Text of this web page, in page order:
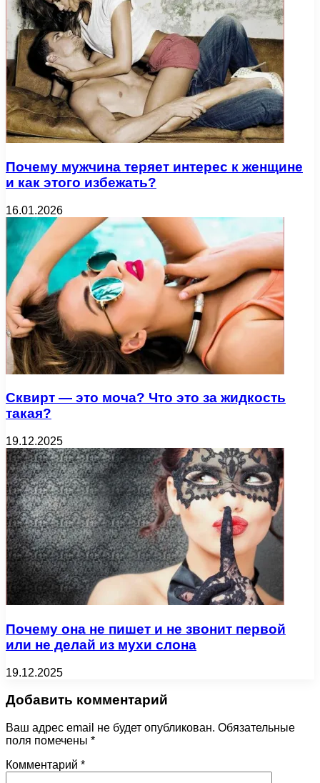
Почему мужчина теряет интерес к женщине
и как этого избежать?
16.01.2026
Сквирт — это моча? Что это за жидкость
такая?
19.12.2025
Почему она не пишет и не звонит первой
или не делай из мухи слона
19.12.2025
Добавить комментарий
Ваш адрес email не будет опубликован. Обязательные
поля помечены *
Комментарий *